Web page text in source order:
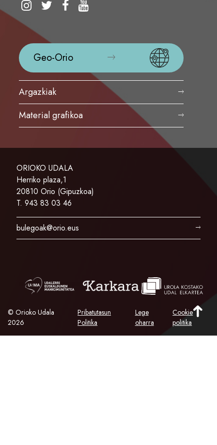
Geo-Orio
Argazkiak
Material grafikoa
ORIOKO UDALA
Herriko plaza,1
20810 Orio (Gipuzkoa)
T. 943 83 03 46
bulegoak@orio.eus
Pribatutasun
Politika
Lege
oharra
Cookie
politika
© Orioko Udala
2026